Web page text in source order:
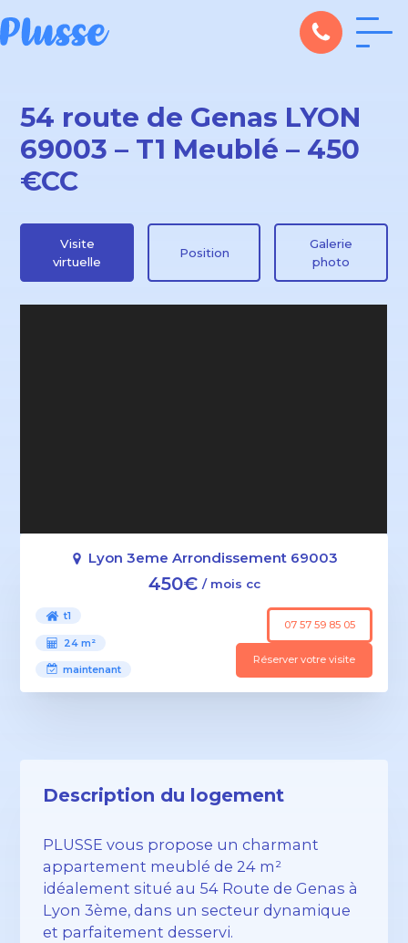
54 route de Genas LYON
69003 – T1 Meublé – 450
€CC
Visite
virtuelle
Position
Galerie
photo
Lyon 3eme Arrondissement 69003
450€ / mois cc
t1
24 m²
maintenant
07 57 59 85 05
Réserver votre visite
Description du logement
PLUSSE vous propose un charmant
appartement meublé de 24 m²
idéalement situé au 54 Route de Genas à
Lyon 3ème, dans un secteur dynamique
et parfaitement desservi.